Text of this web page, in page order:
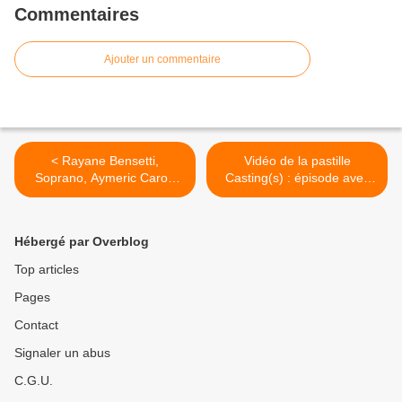
Commentaires
Ajouter un commentaire
< Rayane Bensetti,
Soprano, Aymeric Caron
dans Fort Boyard cet été.
Vidéo de la pastille
Casting(s) : épisode avec
Isabelle Nanty. >
Hébergé par Overblog
Top articles
Pages
Contact
Signaler un abus
C.G.U.